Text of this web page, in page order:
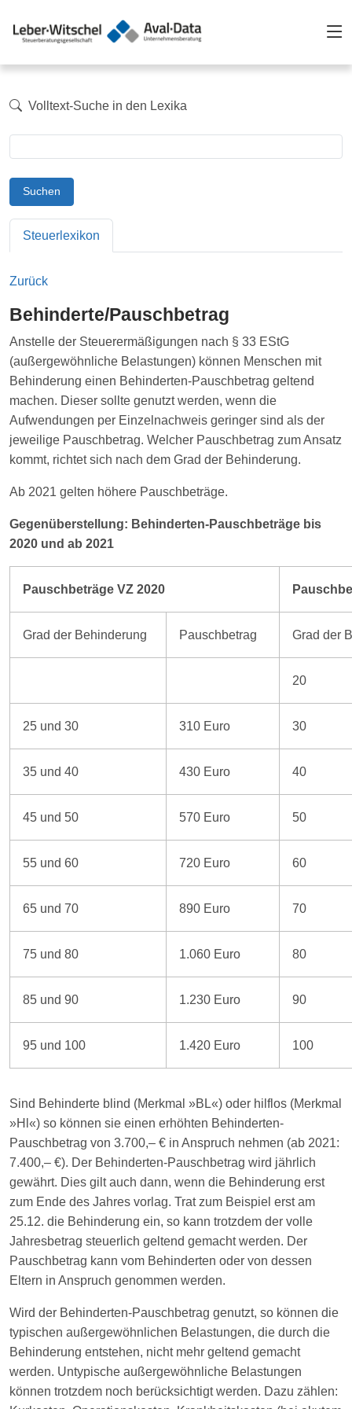
Volltext-Suche in den Lexika
Suchen
Steuerlexikon
Zurück
Behinderte/Pauschbetrag
Anstelle der Steuerermäßigungen nach § 33 EStG
(außergewöhnliche Belastungen) können Menschen mit
Behinderung einen Behinderten-Pauschbetrag geltend
machen. Dieser sollte genutzt werden, wenn die
Aufwendungen per Einzelnachweis geringer sind als der
jeweilige Pauschbetrag. Welcher Pauschbetrag zum Ansatz
kommt, richtet sich nach dem Grad der Behinderung.
Ab 2021 gelten höhere Pauschbeträge.
Gegenüberstellung: Behinderten-Pauschbeträge bis
2020 und ab 2021
Pauschbeträge VZ 2020
Grad der Behinderung Pauschbetrag Grad der
20
25 und 30 310 Euro 30
35 und 40 430 Euro 40
45 und 50 570 Euro 50
55 und 60 720 Euro 60
65 und 70 890 Euro 70
75 und 80 1.060 Euro 80
85 und 90 1.230 Euro 90
95 und 100 1.420 Euro 100
Sind Behinderte blind (Merkmal »BL«) oder hilflos (Merkmal
»Hl«) so können sie einen erhöhten Behinderten-
Pauschbetrag von 3.700,– € in Anspruch nehmen (ab 2021:
7.400,– €). Der Behinderten-Pauschbetrag wird jährlich
gewährt. Dies gilt auch dann, wenn die Behinderung erst
zum Ende des Jahres vorlag. Trat zum Beispiel erst am
25.12. die Behinderung ein, so kann trotzdem der volle
Jahresbetrag steuerlich geltend gemacht werden. Der
Pauschbetrag kann vom Behinderten oder von dessen
Eltern in Anspruch genommen werden.
Wird der Behinderten-Pauschbetrag genutzt, so können die
typischen außergewöhnlichen Belastungen, die durch die
Behinderung entstehen, nicht mehr geltend gemacht
werden. Untypische außergewöhnliche Belastungen
können trotzdem noch berücksichtigt werden. Dazu zählen: